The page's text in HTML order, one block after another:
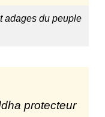
adages du peuple
protecteur